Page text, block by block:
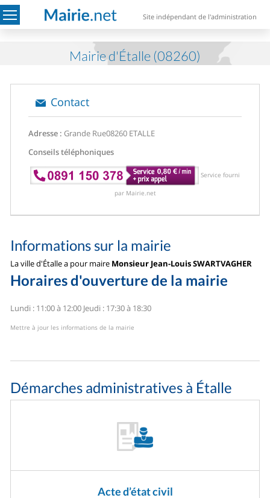
Site indépendant de l'administration
Mairie d'Étalle (08260)
Contact
Adresse : Grande Rue08260 ETALLE
Conseils téléphoniques
Service fourni
par Mairie.net
Informations sur la mairie
La ville d'Étalle a pour maire Monsieur Jean-Louis SWARTVAGHER
Horaires d'ouverture de la mairie
Lundi : 11:00 à 12:00 Jeudi : 17:30 à 18:30
Mettre à jour les informations de la mairie
Démarches administratives à Étalle
Acte d’état civil